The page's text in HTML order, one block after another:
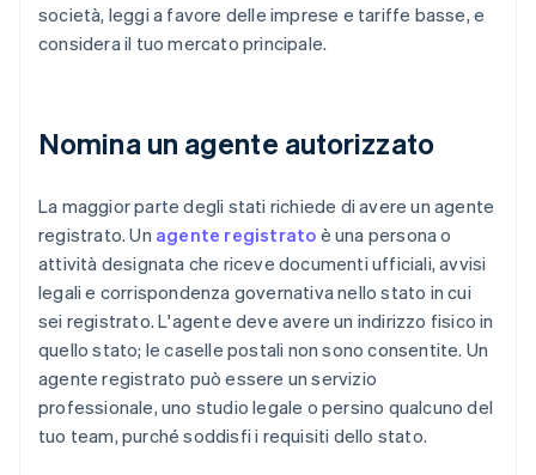
società, leggi a favore delle imprese e tariffe basse, e
considera il tuo mercato principale.
Nomina un agente autorizzato
La maggior parte degli stati richiede di avere un agente
registrato. Un agente registrato è una persona o
attività designata che riceve documenti ufficiali, avvisi
legali e corrispondenza governativa nello stato in cui
sei registrato. L'agente deve avere un indirizzo fisico in
quello stato; le caselle postali non sono consentite. Un
agente registrato può essere un servizio
professionale, uno studio legale o persino qualcuno del
tuo team, purché soddisfi i requisiti dello stato.